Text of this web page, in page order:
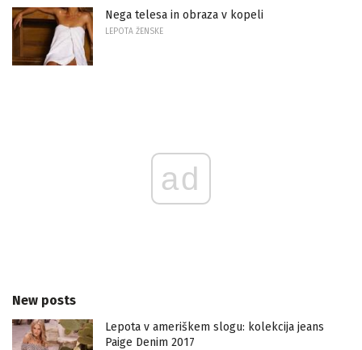
Nega telesa in obraza v kopeli
LEPOTA ŽENSKE
ad
New posts
Lepota v ameriškem slogu: kolekcija jeans
Paige Denim 2017